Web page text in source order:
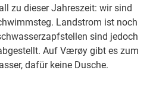
zu dieser Jahreszeit: wir sind
Landstrom ist noch
sind jedoch
Auf Værøy gibt es zum
dafür keine Dusche.